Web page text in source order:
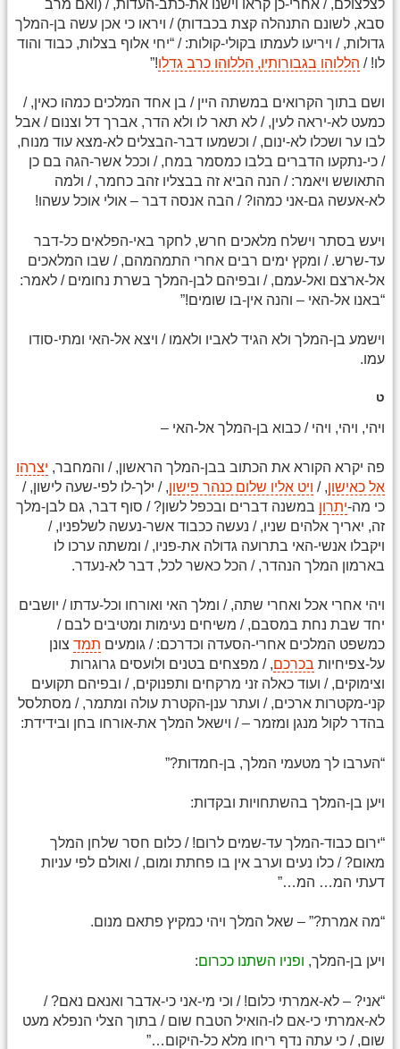
לצלצולם, / אחרי-כן קראו וישנו את-כתב-העדות, / (ואם מרב
סבא, לשונם התנהלה קצת בכבדות) / ויראו כי אכן עשה בן-המלך
גדולות, / ויריעו לעמתו בקולי-קולות: / “יחי אלוף בצלות, כבוד והוד
לו! / הללוהו בגבורותיו, הללוהו כרב גדלו!”
ושם בתוך הקרואים במשתה היין / בן אחד המלכים כמהו כאין, /
כמעט לא-יראה לעין, / לא תאר לו ולא הדר, אברך דל וצנום / אבל
לבו ער ושכלו לא-ינום, / וכשמעו דבר-הבצלים לא-מצא עוד מנוח,
/ כי-נתקעו הדברים בלבו כמסמר במח, / וככל אשר-הגה בם כן
התאושש ויאמר: / הנה הביא זה בבצליו זהב כחמר, / ולמה
לא-אעשה גם-אני כמהו? / הבה אנסה דבר – אולי אוכל עשהו!
ויעש בסתר וישלח מלאכים חרש, לחקר באי-הפלאים כל-דבר
עד-שרש. / ומקץ ימים רבים אחרי התמהמהם, / שבו המלאכים
אל-ארצם ואל-עמם, / ובפיהם לבן-המלך בשרת נחומים / לאמר:
“באנו אל-האי – והנה אין-בו שומים!”
וישמע בן-המלך ולא הגיד לאביו ולאמו / ויצא אל-האי ומתי-סודו
עמו.
ט
ויהי, ויהי, ויהי / כבוא בן-המלך אל-האי –
פה יקרא הקורא את הכתוב בבן-המלך הראשון, / והמחבר, יצרהו
אל כאישון, / ויט אליו שלום כנהר פישון, / ילך-לו לפי-שעה לישון, /
כי מה-יתרון במשנה דברים ובכפל לשון? / סוף דבר, גם לבן-מלך
זה, יאריך אלהים שניו, / נעשה ככבוד אשר-נעשה לשלפניו, /
ויקבלו אנשי-האי בתרועה גדולה את-פניו, / ומשתה ערכו לו
בארמון המלך הנהדר, / הכל כאשר לכל, דבר לא-נעדר.
ויהי אחרי אכל ואחרי שתה, / ומלך האי ואורחו וכל-עדתו / יושבים
יחד שבת נחת במסבם, / משיחים נעימות ומטיבים לבם /
כמשפט המלכים אחרי-הסעדה וכדרכם: / גומעים תמד צונן
על-צפיחיות בכרכם, / מפצחים בטנים ולועסים גרוגרות
וצימוקים, / ועוד כאלה זני מרקחים ותפנוקים, / ובפיהם תקועים
קני-מקטרות ארכים, / ועתר ענן-הקטרת עולה ומתמר, / מסתלסל
בהדר לקול מנגן ומזמר – / וישאל המלך את-אורחו בחן ובידידת:
“הערבו לך מטעמי המלך, בן-חמדות?”
ויען בן-המלך בהשתחויות ובקדות:
“ירום כבוד-המלך עד-שמים לרום! / כלום חסר שלחן המלך
מאום? / כלו נעים וערב אין בו פחתת ומום, / ואולם לפי עניות
דעתי המ… המ…”
“מה אמרת?” – שאל המלך ויהי כמקיץ פתאם מנום.
ויען בן-המלך, ופניו השתנו ככרום:
“אני? – לא-אמרתי כלום! / וכי מי-אני כי-אדבר ואנאם נאם? /
לא-אמרתי כי-אם לו-הואיל הטבח שום / בתוך הצלי הנפלא מעט
שום, / כי עתה נדף ריחו מלא כל-היקום…”